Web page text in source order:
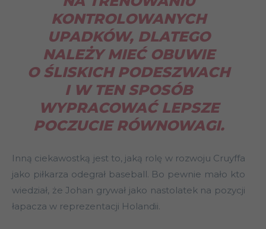
KONTROLOWANYCH
UPADKÓW, DLATEGO
NALEŻY MIEĆ OBUWIE
O ŚLISKICH PODESZWACH
I W TEN SPOSÓB
WYPRACOWAĆ LEPSZE
POCZUCIE RÓWNOWAGI.
Inną ciekawostką jest to, jaką rolę w rozwoju Cruyffa
jako piłkarza odegrał baseball. Bo pewnie mało kto
wiedział, że Johan grywał jako nastolatek na pozycji
łapacza w reprezentacji Holandii.